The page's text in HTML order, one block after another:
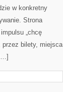
w konkretny
Strona
„chcę
przez bilety, miejsca